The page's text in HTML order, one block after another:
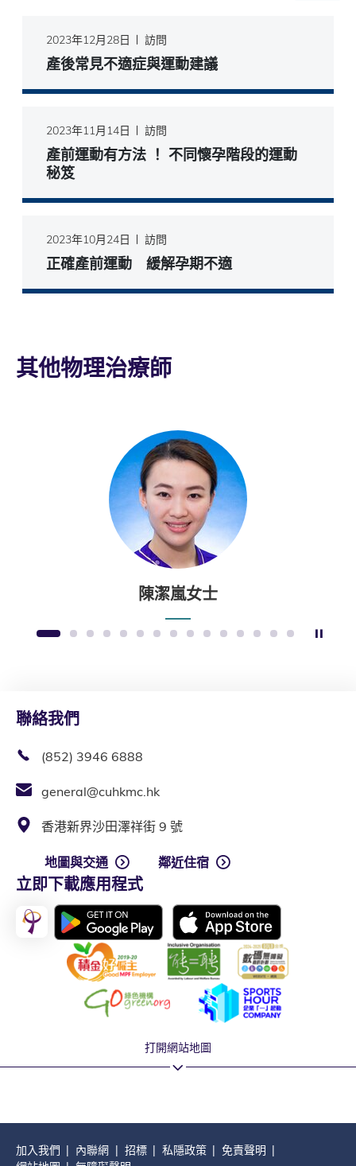
2023年12月28日 訪問
產後常見不適症與運動建議
2023年11月14日 訪問
產前運動有方法 ！ 不同懷孕階段的運動
秘笈
2023年10月24日 訪問
正確產前運動 緩解孕期不適
其他物理治療師
陳潔嵐女士
1 2 3 4 5 6 7 8 9 10 11 12 13 14 15
聯絡我們
(852) 3946 6888
general@cuhkmc.hk
香港新界沙田澤祥街 9 號
地圖與交通 鄰近住宿
立即下載應用程式
打開網站地圖
加入我們 內聯網 招標 私隱政策
免責聲明